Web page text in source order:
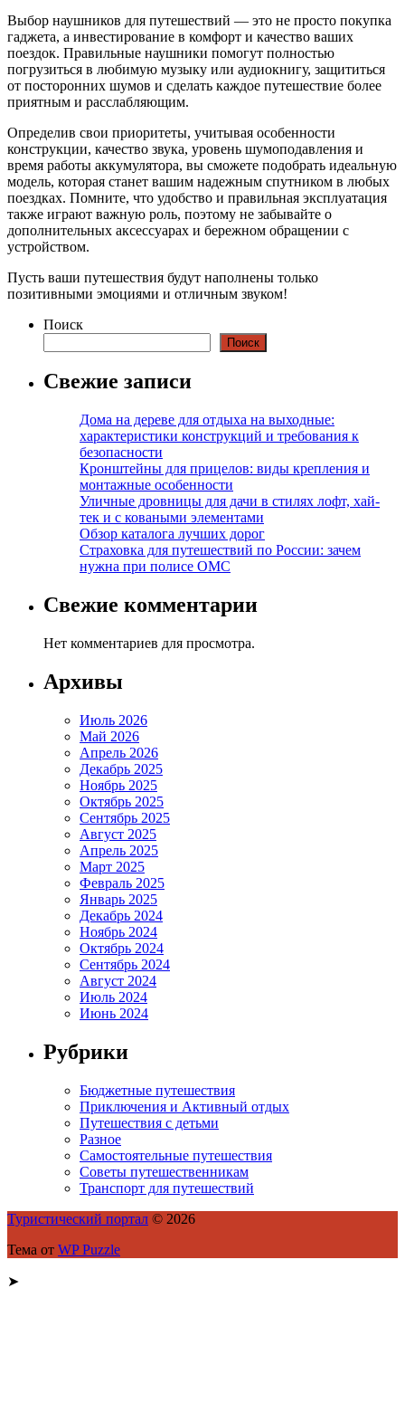
Выбор наушников для путешествий — это не просто покупка
гаджета, а инвестирование в комфорт и качество ваших
поездок. Правильные наушники помогут полностью
погрузиться в любимую музыку или аудиокнигу, защититься
от посторонних шумов и сделать каждое путешествие более
приятным и расслабляющим.
Определив свои приоритеты, учитывая особенности
конструкции, качество звука, уровень шумоподавления и
время работы аккумулятора, вы сможете подобрать идеальную
модель, которая станет вашим надежным спутником в любых
поездках. Помните, что удобство и правильная эксплуатация
также играют важную роль, поэтому не забывайте о
дополнительных аксессуарах и бережном обращении с
устройством.
Пусть ваши путешествия будут наполнены только
позитивными эмоциями и отличным звуком!
Поиск
Поиск
Свежие записи
Дома на дереве для отдыха на выходные:
характеристики конструкций и требования к
безопасности
Кронштейны для прицелов: виды крепления и
монтажные особенности
Уличные дровницы для дачи в стилях лофт, хай-
тек и с коваными элементами
Обзор каталога лучших дорог
Страховка для путешествий по России: зачем
нужна при полисе ОМС
Свежие комментарии
Нет комментариев для просмотра.
Архивы
Июль 2026
Май 2026
Апрель 2026
Декабрь 2025
Ноябрь 2025
Октябрь 2025
Сентябрь 2025
Август 2025
Апрель 2025
Март 2025
Февраль 2025
Январь 2025
Декабрь 2024
Ноябрь 2024
Октябрь 2024
Сентябрь 2024
Август 2024
Июль 2024
Июнь 2024
Рубрики
Бюджетные путешествия
Приключения и Активный отдых
Путешествия с детьми
Разное
Самостоятельные путешествия
Советы путешественникам
Транспорт для путешествий
Туристический портал © 2026
Тема от WP Puzzle
➤